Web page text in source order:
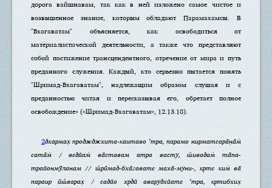
дорога вайшнавам, так как в ней изложено самое чистое и
возвышенное знание, которым обладают Парамахамсы. В
"Бхагаватам" объясняется, как освободиться от
материалистической деятельности, а также что представляют
собой постижение трансцендентного, отречение от мира и путь
преданного служения. Каждый, кто серьезно пытается понять
"Шримад-Бхагаватам", надлежащим образом слушая и с
преданностью читая и пересказывая его, обретает полное
освобождение» («Шримад-Бхагаватам», 12.13.18).
2дхармах̣ проджджхита-каитаво ‘тра, парамо нирматсара̄н̣а̄м̇
сата̄м̇ / ведйам̇ ва̄ставам атра васту, ш́ивадам̇ та̄па-
трайонмӯланам // ш́рӣмад-бха̄гавате маха̄-муни-, кр̣те ким̇ ва̄
параир ӣш́варах̣ / садйо хр̣дй аварудхйате ‘тра, кр̣тибхих̣